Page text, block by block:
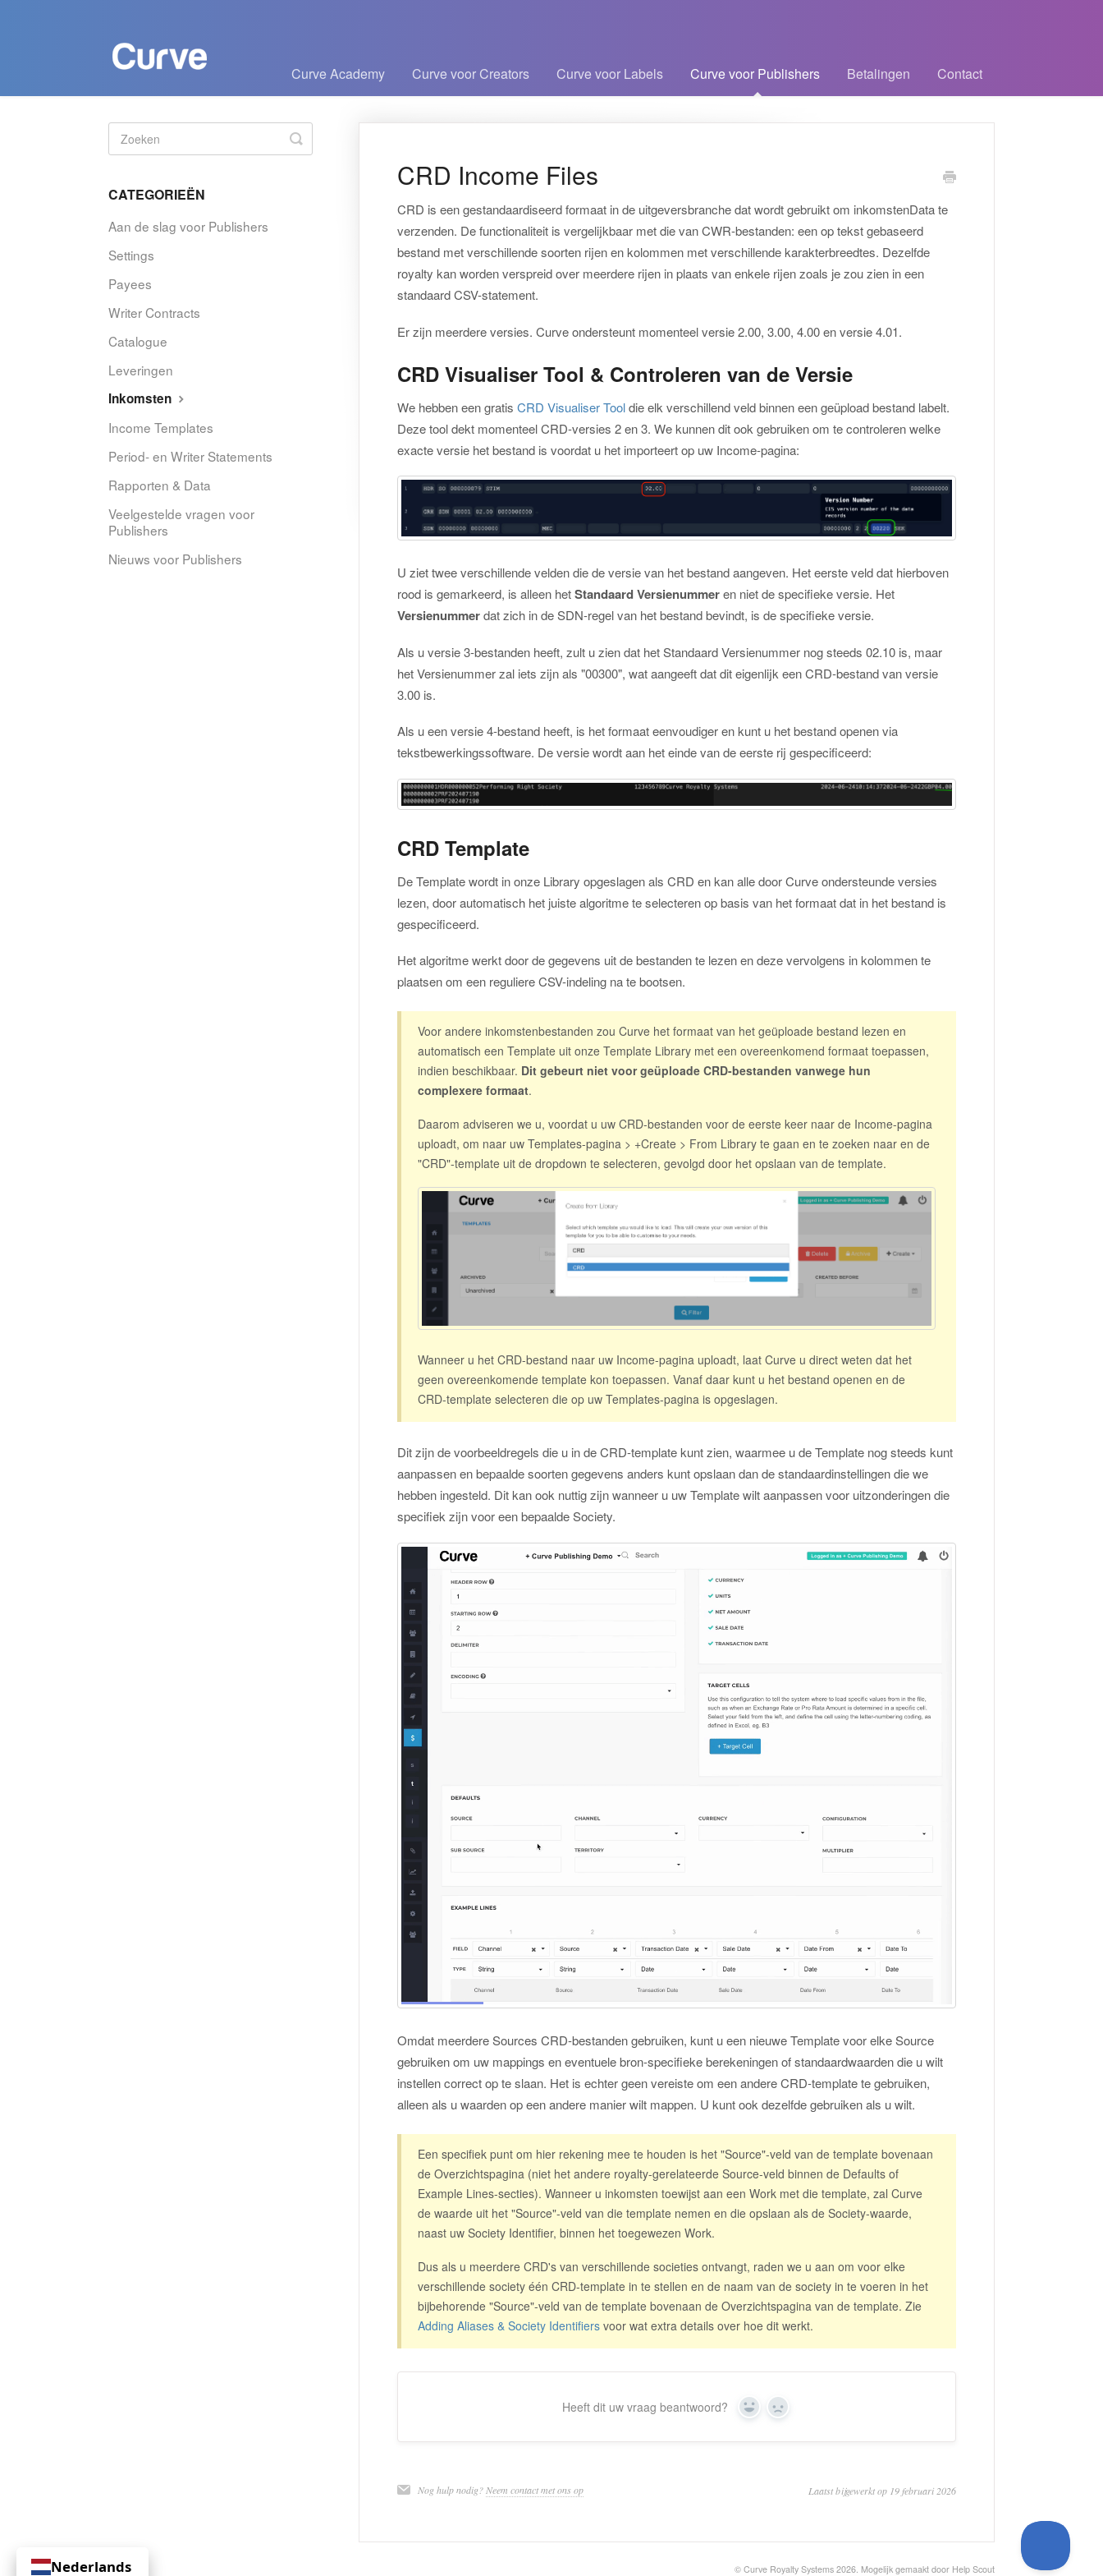
Curve Academy Curve voor Creators Curve voor Labels Curve voor Publishers Betalingen Contact
CRD Income Files
CRD is een gestandaardiseerd formaat in de uitgeversbranche dat wordt gebruikt om inkomstenData te
verzenden. De functionaliteit is vergelijkbaar met die van CWR-bestanden: een op tekst gebaseerd
bestand met verschillende soorten rijen en kolommen met verschillende karakterbreedtes. Dezelfde
royalty kan worden verspreid over meerdere rijen in plaats van enkele rijen zoals je zou zien in een
standaard CSV-statement.
Er zijn meerdere versies. Curve ondersteunt momenteel versie 2.00, 3.00, 4.00 en versie 4.01.
CRD Visualiser Tool & Controleren van de Versie
We hebben een gratis CRD Visualiser Tooldie elk verschillend veld binnen een geüpload bestand labelt.
Deze tool dekt momenteel CRD-versies 2 en 3. We kunnen dit ook gebruiken om te controleren welke
exacte versie het bestand is voordat u het importeert op uw Income-pagina:
U ziet twee verschillende velden die de versie van het bestand aangeven. Het eerste veld dat hierboven
rood is gemarkeerd, is alleen hetStandaard Versienummeren niet de specifieke versie. Het
Versienummerdat zich in de SDN-regel van het bestand bevindt, is de specifieke versie.
Als u versie 3-bestanden heeft, zult u zien dat het Standaard Versienummer nog steeds 02.10 is, maar
het Versienummer zal iets zijn als "00300", wat aangeeft dat dit eigenlijk een CRD-bestand van versie
3.00 is.
Als u een versie 4-bestand heeft, is het formaat eenvoudiger en kunt u het bestand openen via
tekstbewerkingssoftware. De versie wordt aan het einde van de eerste rij gespecificeerd:
CRD Template
De Template wordt in onze Library opgeslagen als CRD en kan alle door Curve ondersteunde versies
lezen, door automatisch het juiste algoritme te selecteren op basis van het formaat dat in het bestand is
gespecificeerd.
Het algoritme werkt door de gegevens uit de bestanden te lezen en deze vervolgens in kolommen te
plaatsen om een reguliere CSV-indeling na te bootsen.
Voor andere inkomstenbestanden zou Curve het formaat van het geüploade bestand lezen en
automatisch een Template uit onze Template Library met een overeenkomend formaat toepassen,
indien beschikbaar. Dit gebeurt niet voor geüploade CRD-bestanden vanwege hun
complexere formaat.
Daarom adviseren we u, voordat u uw CRD-bestanden voor de eerste keer naar de Income-pagina
uploadt, om naar uw Templates-pagina > +Create > From Library te gaan en te zoeken naar en de
"CRD"-template uit de dropdown te selecteren, gevolgd door het opslaan van de template.
Wanneer u het CRD-bestand naar uw Income-pagina uploadt, laat Curve u direct weten dat het
geen overeenkomende template kon toepassen. Vanaf daar kunt u het bestand openen en de
CRD-template selecteren die op uw Templates-pagina is opgeslagen.
Dit zijn de voorbeeldregels die u in de CRD-template kunt zien, waarmee u de Template nog steeds kunt
aanpassen en bepaalde soorten gegevens anders kunt opslaan dan de standaardinstellingen die we
hebben ingesteld. Dit kan ook nuttig zijn wanneer u uw Template wilt aanpassen voor uitzonderingen die
specifiek zijn voor een bepaalde Society.
Omdat meerdere Sources CRD-bestanden gebruiken, kunt u een nieuwe Template voor elke Source
gebruiken om uw mappings en eventuele bron-specifieke berekeningen of standaardwaarden die u wilt
instellen correct op te slaan. Het is echter geen vereiste om een andere CRD-template te gebruiken,
alleen als u waarden op een andere manier wilt mappen. U kunt ook dezelfde gebruiken als u wilt.
Een specifiek punt om hier rekening mee te houden is het "Source"-veld van de template bovenaan
de Overzichtspagina (niet het andere royalty-gerelateerde Source-veld binnen de Defaults of
Example Lines-secties). Wanneer u inkomsten toewijst aan een Work met die template, zal Curve
de waarde uit het "Source"-veld van die template nemen en die opslaan als de Society-waarde,
naast uw Society Identifier, binnen het toegewezen Work.
Dus als u meerdere CRD's van verschillende societies ontvangt, raden we u aan om voor elke
verschillende society één CRD-template in te stellen en de naam van de society in te voeren in het
bijbehorende "Source"-veld van de template bovenaan de Overzichtspagina van de template. Zie
Adding Aliases & Society Identifiersvoor wat extra details over hoe dit werkt.
Heeft dit uw vraag beantwoord? Ja Nee
Nog hulp nodig? Neem contact met ons op Laatst bijgewerkt op 19 februari 2026
Zoeken
in-/uitschakelen
CATEGORIEËN
Aan de slag voor Publishers
Settings
Payees
Writer Contracts
Catalogue
Leveringen
Inkomsten
Income Templates
Period- en Writer Statements
Rapporten & Data
Veelgestelde vragen voor
Publishers
Nieuws voor Publishers
© Curve Royalty Systems 2026. Mogelijk gemaakt door Help Scout
Nederlands